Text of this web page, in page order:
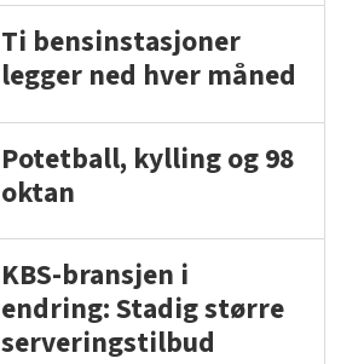
Ti bensinstasjoner
legger ned hver måned
Potetball, kylling og 98
oktan
KBS-bransjen i
endring: Stadig større
serveringstilbud